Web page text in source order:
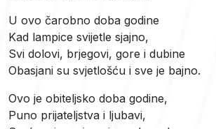
U ovo čarobno doba godine
Kad lampice svijetle sjajno,
Svi dolovi, brjegovi, gore i dubine
Obasjani su svjetlošću i sve je bajno.
Ovo je obiteljsko doba godine,
Puno prijateljstva i ljubavi,